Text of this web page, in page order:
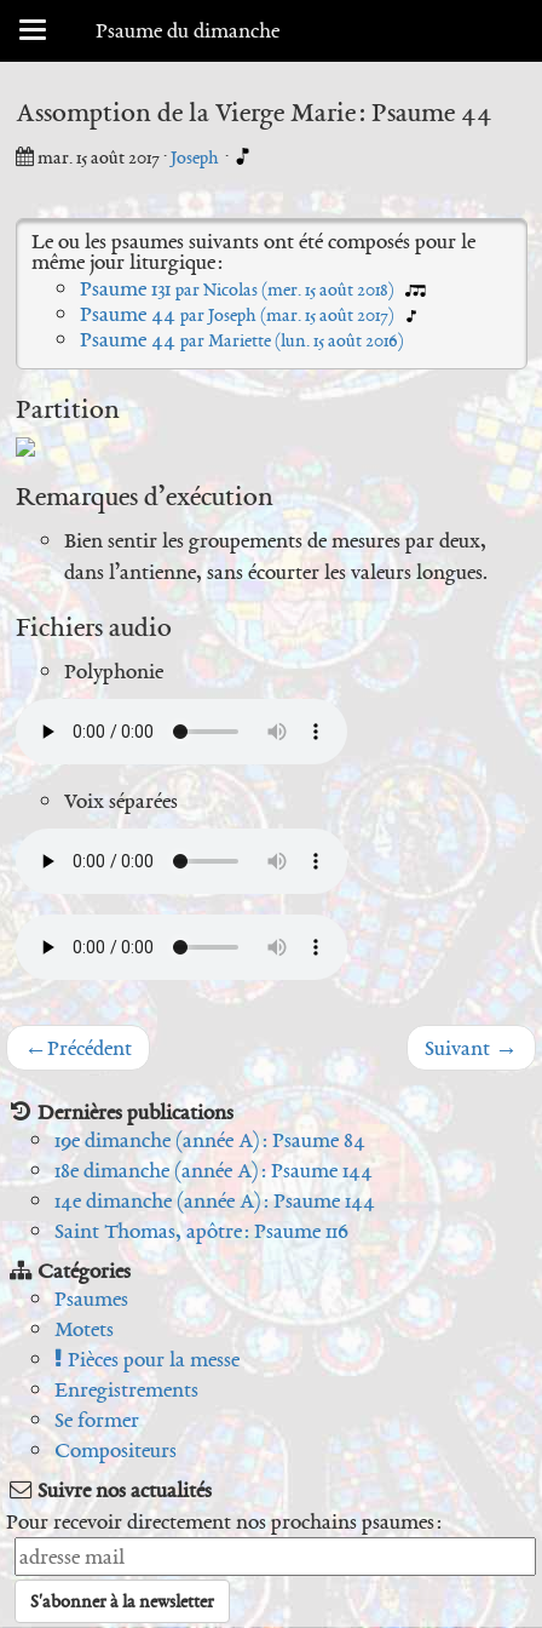
Menu déroulant
Psaume du dimanche
Assomption de la Vierge Marie : Psaume 44
mar. 15 août 2017·Joseph ·
Le ou les psaumes suivants ont été composés pour le
même jour liturgique :
Psaume 131 par Nicolas (mer. 15 août 2018)
Psaume 44 par Joseph (mar. 15 août 2017)
Psaume 44 par Mariette (lun. 15 août 2016)
Partition
Remarques d’exécution
Bien sentir les groupements de mesures par deux,
dans l’antienne, sans écourter les valeurs longues.
Fichiers audio
Polyphonie
Voix séparées
←Précédent Suivant →
Dernières publications
19e dimanche (année A) : Psaume 84
18e dimanche (année A) : Psaume 144
14e dimanche (année A) : Psaume 144
Saint Thomas, apôtre : Psaume 116
Catégories
Psaumes
Motets
Pièces pour la messe
Enregistrements
Se former
Compositeurs
Suivre nos actualités
Pour recevoir directement nos prochains psaumes :